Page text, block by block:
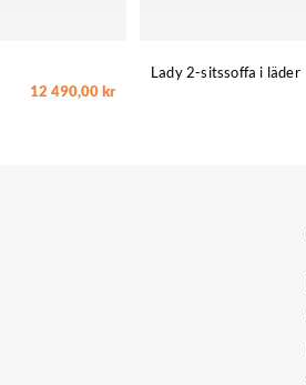
12 490,00 kr
Lady 2-sitssoffa i läder